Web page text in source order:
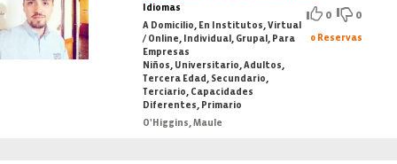
Idiomas
A Domicilio, En Institutos, Virtual
/ Online, Individual, Grupal, Para
Empresas
Niños, Universitario, Adultos,
Tercera Edad, Secundario,
Terciario, Capacidades
Diferentes, Primario
O'Higgins, Maule
0 0
0 Reservas